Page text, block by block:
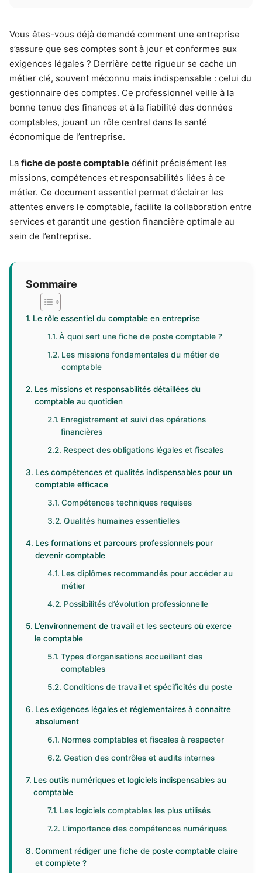
Vous êtes-vous déjà demandé comment une entreprise
s’assure que ses comptes sont à jour et conformes aux
exigences légales ? Derrière cette rigueur se cache un
métier clé, souvent méconnu mais indispensable : celui du
gestionnaire des comptes. Ce professionnel veille à la
bonne tenue des finances et à la fiabilité des données
comptables, jouant un rôle central dans la santé
économique de l’entreprise.
La fiche de poste comptable définit précisément les
missions, compétences et responsabilités liées à ce
métier. Ce document essentiel permet d’éclairer les
attentes envers le comptable, facilite la collaboration entre
services et garantit une gestion financière optimale au
sein de l’entreprise.
Sommaire
Le rôle essentiel du comptable en entreprise
À quoi sert une fiche de poste comptable ?
Les missions fondamentales du métier de
comptable
Les missions et responsabilités détaillées du
comptable au quotidien
Enregistrement et suivi des opérations
financières
Respect des obligations légales et fiscales
Les compétences et qualités indispensables pour un
comptable efficace
Compétences techniques requises
Qualités humaines essentielles
Les formations et parcours professionnels pour
devenir comptable
Les diplômes recommandés pour accéder au
métier
Possibilités d’évolution professionnelle
L’environnement de travail et les secteurs où exerce
le comptable
Types d’organisations accueillant des
comptables
Conditions de travail et spécificités du poste
Les exigences légales et réglementaires à connaître
absolument
Normes comptables et fiscales à respecter
Gestion des contrôles et audits internes
Les outils numériques et logiciels indispensables au
comptable
Les logiciels comptables les plus utilisés
L’importance des compétences numériques
Comment rédiger une fiche de poste comptable claire
et complète ?